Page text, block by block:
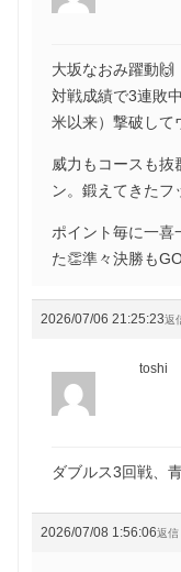
大坂なおみ躍動🙌
対戦成績で3連敗
米以来）撃破して
威力もコースも
ン。鍛えてきたフ
ポイント毎に一喜
た👏準々決勝も
2026/07/06 21:25:23返
toshi
ダブルス3回戦、
2026/07/08 1:56:06返信